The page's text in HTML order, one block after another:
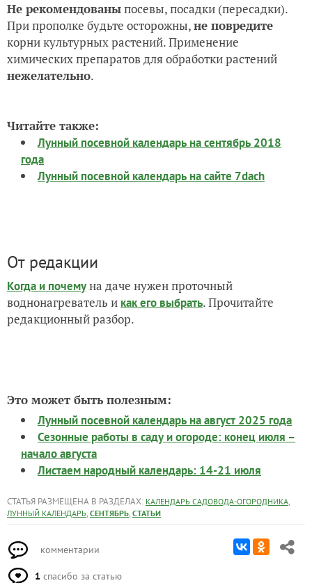
Не рекомендованыпосевы, посадки (пересадки).
При прополке будьте осторожны,не повредите
корни культурных растений. Применение
химических препаратов для обработки растений
нежелательно.
Читайте также:
Лунный посевной календарь на сентябрь 2018
года
Лунный посевной календарь на сайте 7dach
От редакции
Когда и почемуна даче нужен проточный
воднонагреватель и как его выбрать. Прочитайте
редакционный разбор.
Это может быть полезным:
Лунный посевной календарь на август 2025 года
Сезонные работы в саду и огороде: конец июля –
начало августа
Листаем народный календарь: 14-21 июля
СТАТЬЯ РАЗМЕЩЕНА В РАЗДЕЛАХ: КАЛЕНДАРЬ САДОВОДА-ОГОРОДНИКА,
ЛУННЫЙ КАЛЕНДАРЬ, СЕНТЯБРЬ, СТАТЬИ
комментарии
1 спасибо за статью